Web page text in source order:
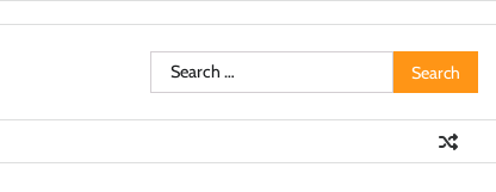
Search
for: